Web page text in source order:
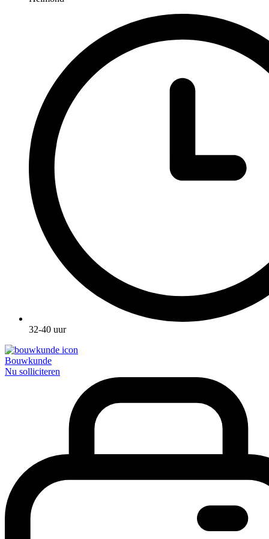
32-40 uur
Bouwkunde
Nu solliciteren